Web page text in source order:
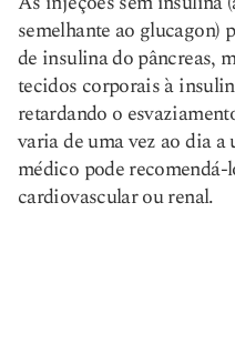
semelhante ao glucagon)
de insulina do pâncreas,
tecidos corporais à
retardando o
varia de uma vez ao dia a
médico pode
cardiovascular ou renal.